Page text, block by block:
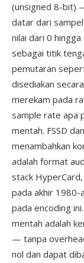
(unsigned 8-bit)
datar dari
nilai dari 0
sebagai titik
pemutaran
disediakan
merekam pada
sample rate apa
mentah. FSSD
menambahkan
adalah format
stack
pada akhir 1980-
pada encoding
mentah adalah
— tanpa
nol dan dapat